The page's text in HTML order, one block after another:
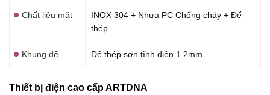
Chất liệu mặt
INOX 304 + Nhựa PC Chống cháy + Đế
thép
Khung đế Đế thép sơn tĩnh điện 1.2mm
Thiết bị điện cao cấp ARTDNA